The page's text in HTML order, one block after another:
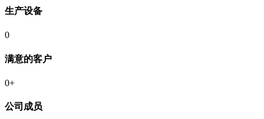
生产设备
0
满意的客户
0+
公司成员